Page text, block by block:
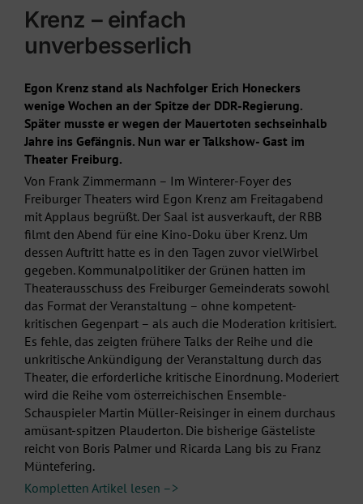
Krenz – einfach
unverbesserlich
Egon Krenz stand als Nachfolger Erich Honeckers
wenige Wochen an der Spitze der DDR-Regierung.
Später musste er wegen der Mauertoten sechseinhalb
Jahre ins Gefängnis. Nun war er Talkshow- Gast im
Theater Freiburg.
Von Frank Zimmermann – Im Winterer-Foyer des
Freiburger Theaters wird Egon Krenz am Freitagabend
mit Applaus begrüßt. Der Saal ist ausverkauft, der RBB
filmt den Abend für eine Kino-Doku über Krenz. Um
dessen Auftritt hatte es in den Tagen zuvor vielWirbel
gegeben. Kommunalpolitiker der Grünen hatten im
Theaterausschuss des Freiburger Gemeinderats sowohl
das Format der Veranstaltung – ohne kompetent-
kritischen Gegenpart – als auch die Moderation kritisiert.
Es fehle, das zeigten frühere Talks der Reihe und die
unkritische Ankündigung der Veranstaltung durch das
Theater, die erforderliche kritische Einordnung. Moderiert
wird die Reihe vom österreichischen Ensemble-
Schauspieler Martin Müller-Reisinger in einem durchaus
amüsant-spitzen Plauderton. Die bisherige Gästeliste
reicht von Boris Palmer und Ricarda Lang bis zu Franz
Müntefering.
Kompletten Artikel lesen –>